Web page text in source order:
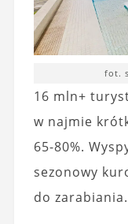
fot.
16 mln+
w najmie
65-80%.
sezonowy
do zarabiania.